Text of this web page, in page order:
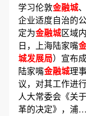
学习伦敦金融城
企业适度自治的
定为金融城区域
日，上海陆家嘴
城发展局）宣布
陆家嘴金融城理
议，对其工作进
人大常委会《关
革的决定》，